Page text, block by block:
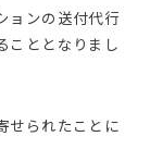
ョンの送付代行
こととなりまし
せられたことに